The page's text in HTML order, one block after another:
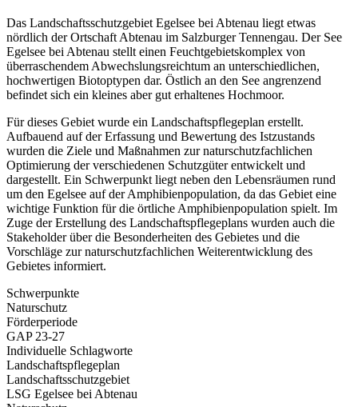
Das Landschaftsschutzgebiet Egelsee bei Abtenau liegt etwas
nördlich der Ortschaft Abtenau im Salzburger Tennengau. Der See
Egelsee bei Abtenau stellt einen Feuchtgebietskomplex von
überraschendem Abwechslungsreichtum an unterschiedlichen,
hochwertigen Biotoptypen dar. Östlich an den See angrenzend
befindet sich ein kleines aber gut erhaltenes Hochmoor.
Für dieses Gebiet wurde ein Landschaftspflegeplan erstellt.
Aufbauend auf der Erfassung und Bewertung des Istzustands
wurden die Ziele und Maßnahmen zur naturschutzfachlichen
Optimierung der verschiedenen Schutzgüter entwickelt und
dargestellt. Ein Schwerpunkt liegt neben den Lebensräumen rund
um den Egelsee auf der Amphibienpopulation, da das Gebiet eine
wichtige Funktion für die örtliche Amphibienpopulation spielt. Im
Zuge der Erstellung des Landschaftspflegeplans wurden auch die
Stakeholder über die Besonderheiten des Gebietes und die
Vorschläge zur naturschutzfachlichen Weiterentwicklung des
Gebietes informiert.
Schwerpunkte
Naturschutz
Förderperiode
GAP 23-27
Individuelle Schlagworte
Landschaftspflegeplan
Landschaftsschutzgebiet
LSG Egelsee bei Abtenau